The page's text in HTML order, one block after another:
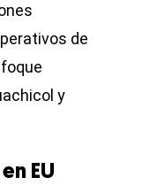
de
y
EU